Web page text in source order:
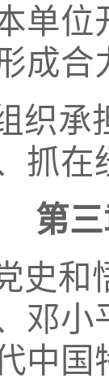
单
成合
织承
抓在
第
史和
邓小
中